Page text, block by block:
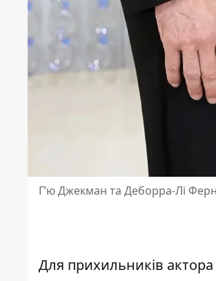
Г’ю Джекман та Деборра-Лі
Для прихильників